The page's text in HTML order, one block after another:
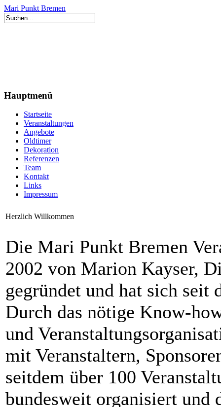
Mari Punkt Bremen
Hauptmenü
Startseite
Veranstaltungen
Angebote
Oldtimer
Dekoration
Referenzen
Team
Kontakt
Links
Impressum
Herzlich Willkommen
Die Mari Punkt Bremen
2002 von Marion Kayser,
gegründet und hat sich seit
Durch das nötige Know-
und
mit Veranstaltern,
seitdem über 100
bundesweit organisiert und